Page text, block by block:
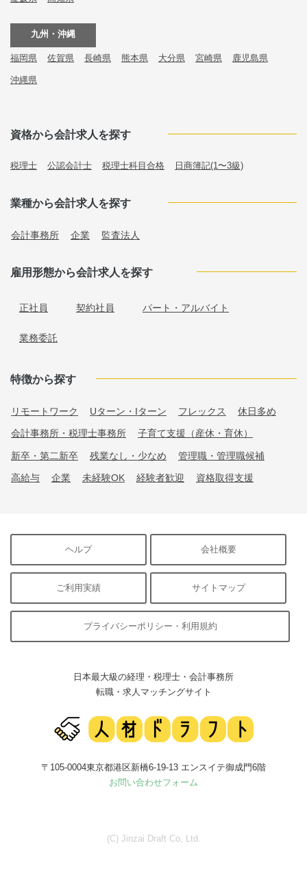
九州・沖縄
福岡県 佐賀県 長崎県 熊本県 大分県 宮崎県 鹿児島県
沖縄県
資格から会計求人を探す
税理士 公認会計士 税理士科目合格 日商簿記(1〜3級)
業種から会計求人を探す
会計事務所 企業 監査法人
雇用形態から会計求人を探す
正社員 契約社員 パート・アルバイト
業務委託
特徴から探す
リモートワーク Uターン・Iターン フレックス 休日多め
会計事務所・税理士事務所 子育て支援（産休・育休）
新卒・第二新卒 残業なし・少なめ 管理職・管理職候補
高給与 企業 未経験OK 経験者歓迎 資格取得支援
ヘルプ 会社概要
ご利用実績 サイトマップ
プライバシーポリシー・利用規約
日本最大級の経理・税理士・会計事務所
転職・求人マッチングサイト
〒105-0004東京都港区新橋6-19-13 エンスイテ御成門6階
お問い合わせフォーム
(C) Jinzai Draft Co, Ltd.